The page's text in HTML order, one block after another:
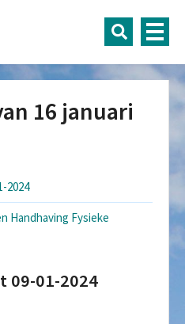
16 januari
2024
Handhaving Fysieke
09-01-2024